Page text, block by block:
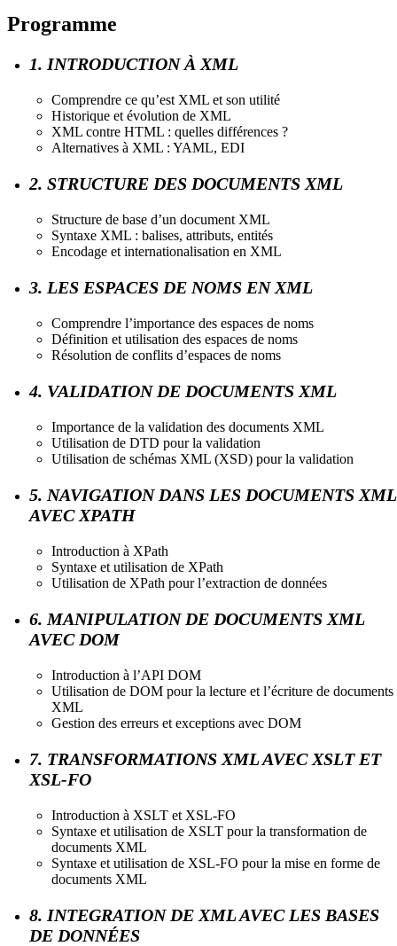
Programme
1. INTRODUCTION À XML
Comprendre ce qu’est XML et son utilité
Historique et évolution de XML
XML contre HTML : quelles différences ?
Alternatives à XML : YAML, EDI
2. STRUCTURE DES DOCUMENTS XML
Structure de base d’un document XML
Syntaxe XML : balises, attributs, entités
Encodage et internationalisation en XML
3. LES ESPACES DE NOMS EN XML
Comprendre l’importance des espaces de noms
Définition et utilisation des espaces de noms
Résolution de conflits d’espaces de noms
4. VALIDATION DE DOCUMENTS XML
Importance de la validation des documents XML
Utilisation de DTD pour la validation
Utilisation de schémas XML (XSD) pour la validation
5. NAVIGATION DANS LES DOCUMENTS XML
AVEC XPATH
Introduction à XPath
Syntaxe et utilisation de XPath
Utilisation de XPath pour l’extraction de données
6. MANIPULATION DE DOCUMENTS XML
AVEC DOM
Introduction à l’API DOM
Utilisation de DOM pour la lecture et l’écriture de documents
XML
Gestion des erreurs et exceptions avec DOM
7. TRANSFORMATIONS XML AVEC XSLT ET
XSL-FO
Introduction à XSLT et XSL-FO
Syntaxe et utilisation de XSLT pour la transformation de
documents XML
Syntaxe et utilisation de XSL-FO pour la mise en forme de
documents XML
8. INTEGRATION DE XML AVEC LES BASES
DE DONNÉES